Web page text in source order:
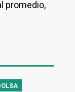
promedio,